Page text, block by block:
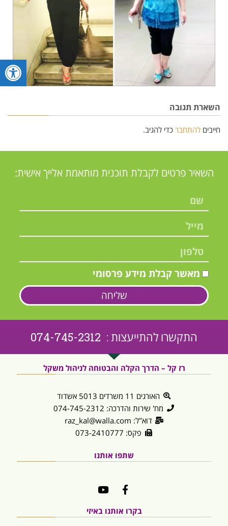
השארת תגובה
חייבים להתחבר כדי להגיב.
השאיר פרטים לקבלת תוכנית מותאמת אלייך אישית:
מאשר קבלת מידע פרסומי
שליחה
התקשרו להתייעצות : 074-745-2312
רז קל – הדרך הקלה והבטוחה לניהול משקל
האורגים 11 משרדים 5013 אשדוד
מח' שירות והדרכה: 074-745-2312
דוא"ל: raz_kal@walla.com
פקס: 073-2410777
שתפו אותנו
בקרו אותנו באיזי
פתח